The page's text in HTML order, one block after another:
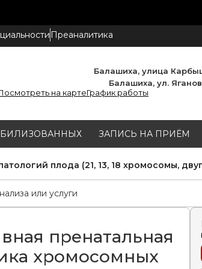
Преаналитика
Балашиха, улица
Балашиха, ул.
на картеГрафик работы
ЗАПИСЬ НА ПРИЁМ
плода (21, 13, 18 хромосомы,
пренатальная
хромосомных